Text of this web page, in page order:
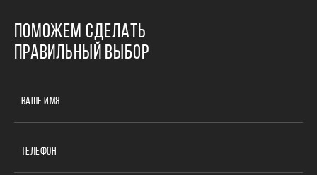
ПОМОЖЕМ СДЕЛАТЬ
ПРАВИЛЬНЫЙ ВЫБОР
ВАШЕ ИМЯ
ТЕЛЕФОН